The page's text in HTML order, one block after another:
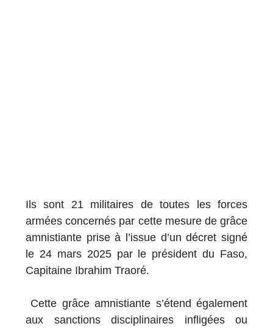
Ils sont 21 militaires de toutes les forces
armées concernés par cette mesure de grâce
amnistiante prise à l’issue d’un décret signé
le 24 mars 2025 par le président du Faso,
Capitaine Ibrahim Traoré.
Cette grâce amnistiante s’étend également
aux sanctions disciplinaires infligées ou